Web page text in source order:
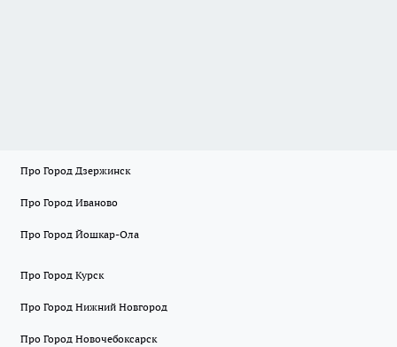
Про Город Дзержинск
Про Город Иваново
Про Город Йошкар-Ола
Про Город Курск
Про Город Нижний Новгород
Про Город Новочебоксарск